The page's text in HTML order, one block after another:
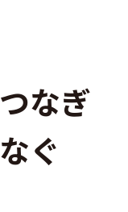
つなぎ
なぐ